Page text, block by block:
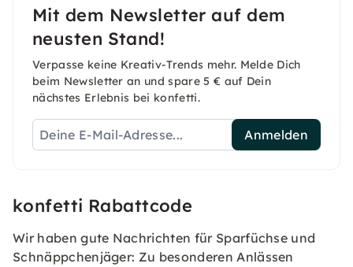
Mit dem Newsletter auf dem
neusten Stand!
Verpasse keine Kreativ-Trends mehr. Melde Dich
beim Newsletter an und spare 5 € auf Dein
nächstes Erlebnis bei konfetti.
Anmelden
konfetti Rabattcode
Wir haben gute Nachrichten für Sparfüchse und
Schnäppchenjäger: Zu besonderen Anlässen